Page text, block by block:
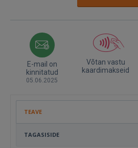
E-mail on
kinnitatud
05.06.2025
Võtan vastu
kaardimakseid
TEAVE
TAGASISIDE